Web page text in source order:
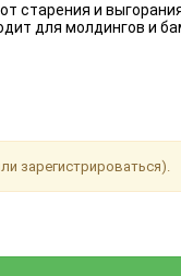
и
для молдингов и
зарегистрироваться).